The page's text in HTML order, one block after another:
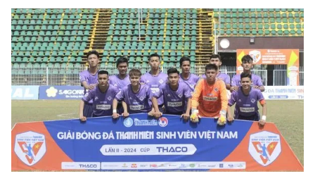
Giấy phép xuất bản số 110/GP - BTTTT cấp ngày 24.3.2020
© 2003-2026 Bản quyền thuộc về Báo Thanh Niên. Cấm sao
chép dưới mọi hình thức nếu không có sự chấp thuận bằng văn
bản. Phát triển bởi ePi Technologies, JSC.